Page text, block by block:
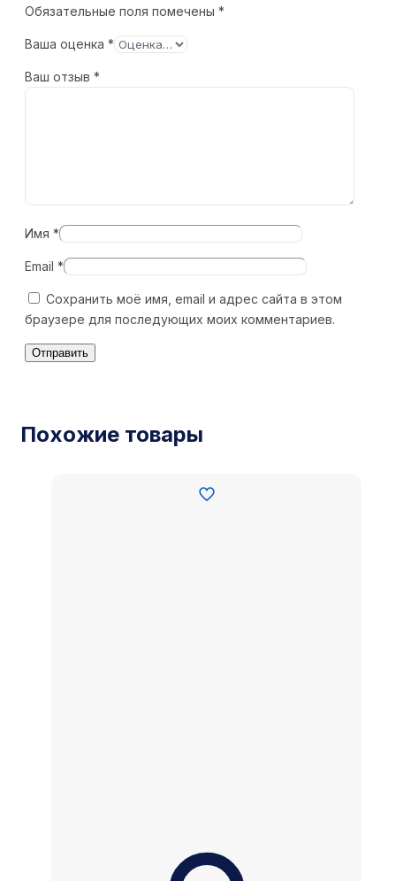
Обязательные поля помечены *
Ваша оценка *
Ваш отзыв *
Имя *
Email *
Сохранить моё имя, email и адрес сайта в этом
браузере для последующих моих комментариев.
Похожие товары